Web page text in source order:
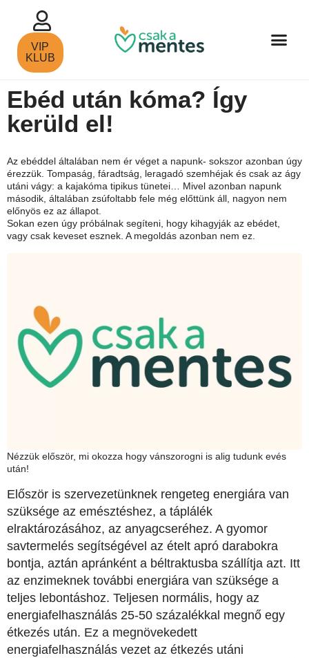
VIP
KLUB
Ebéd után kóma? Így
kerüld el!
Az ebéddel általában nem ér véget a napunk- sokszor azonban úgy
érezzük. Tompaság, fáradtság, leragadó szemhéjak és csak az ágy
utáni vágy: a kajakóma tipikus tünetei… Mivel azonban napunk
második, általában zsúfoltabb fele még előttünk áll, nagyon nem
előnyös ez az állapot.
Sokan ezen úgy próbálnak segíteni, hogy kihagyják az ebédet,
vagy csak keveset esznek. A megoldás azonban nem ez.
Nézzük először, mi okozza hogy vánszorogni is alig tudunk evés
után!
Először is szervezetünknek rengeteg energiára van
szüksége az emésztéshez, a táplálék
elraktározásához, az anyagcseréhez. A gyomor
savtermelés segítségével az ételt apró darabokra
bontja, aztán apránként a béltraktusba szállítja azt. Itt
az enzimeknek további energiára van szüksége a
teljes lebontáshoz. Teljesen normális, hogy az
energiafelhasználás 25-50 százalékkal megnő egy
étkezés után. Ez a megnövekedett
energiafelhasználás vezet az étkezés utáni